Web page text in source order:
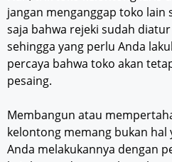
jangan menganggap toko lain
saja bahwa rejeki sudah
sehingga yang perlu Anda
percaya bahwa toko akan
pesaing.
Membangun atau
kelontong memang bukan hal
Anda melakukannya dengan